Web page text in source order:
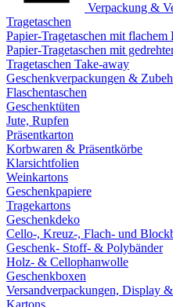
Verpackung &
Tragetaschen
Papier-Tragetaschen mit flachem
Papier-Tragetaschen mit
Tragetaschen Take-away
Geschenkverpackungen &
Flaschentaschen
Geschenktüten
Jute, Rupfen
Präsentkarton
Korbwaren & Präsentkörbe
Klarsichtfolien
Weinkartons
Geschenkpapiere
Tragekartons
Geschenkdeko
Cello-, Kreuz-, Flach- und
Geschenk- Stoff- & Polybänder
Holz- & Cellophanwolle
Geschenkboxen
Versandverpackungen, Display